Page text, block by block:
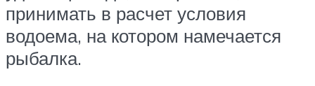
принимать в расчет условия
водоема, на котором намечается
рыбалка.